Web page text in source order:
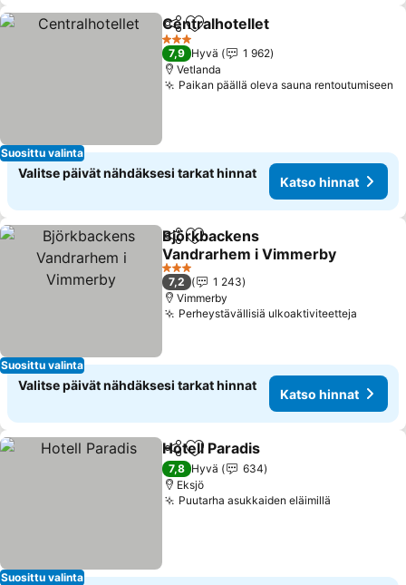
Suosittu valinta
Jaa Lisää suosikkeihin
Centralhotellet
3 Tähtiluokitus
7,9 Hyvä
1 962
Vetlanda
Paikan päällä oleva sauna rentoutumiseen
Valitse päivät nähdäksesi tarkat hinnat
Katso hinnat
Suosittu valinta
Jaa Lisää suosikkeihin
Björkbackens
Vandrarhem i Vimmerby
Katso hinnat
3 Tähtiluokitus
7,2
1 243
Vimmerby
Perheystävällisiä ulkoaktiviteetteja
Valitse päivät nähdäksesi tarkat hinnat
Katso hinnat
Suosittu valinta
Jaa Lisää suosikkeihin
Hotell Paradis
7,8 Hyvä
634
Eksjö
Puutarha asukkaiden eläimillä